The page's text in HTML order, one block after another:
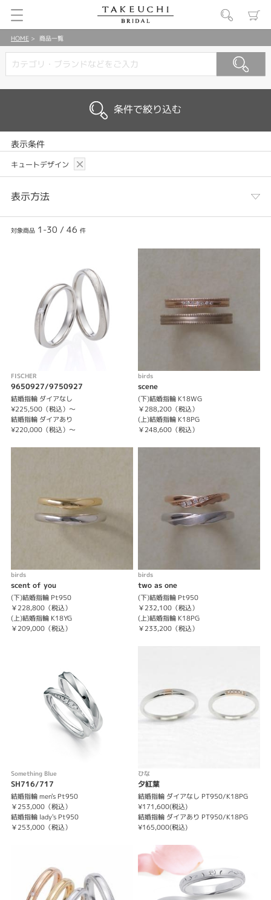
HOME 商品一覧
条件で絞り込む
表示条件
キュートデザイン
表示方法
表示列数
対象商品 1-30 / 46 件
FISCHER
9650927/9750927
結婚指輪 ダイアなし
¥225,500（税込）〜
結婚指輪 ダイアあり
¥220,000（税込）〜
birds
scene
(下)結婚指輪 K18WG
￥288,200（税込）
(上)結婚指輪 K18PG
￥248,600（税込）
birds
scent of you
(下)結婚指輪 Pt950
￥228,800（税込）
(上)結婚指輪 K18YG
￥209,000（税込）
birds
two as one
(下)結婚指輪 Pt950
￥232,100（税込）
(上)結婚指輪 K18PG
￥233,200（税込）
Something Blue
SH716/717
結婚指輪 men's Pt950
￥253,000（税込）
結婚指輪 lady's Pt950
￥253,000（税込）
ひな
夕紅葉
結婚指輪 ダイアなし PT950/K18PG
¥171,600(税込)
結婚指輪 ダイアあり PT950/K18PG
¥165,000(税込)